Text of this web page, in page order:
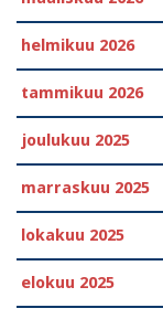
helmikuu 2026
tammikuu 2026
joulukuu 2025
marraskuu 2025
lokakuu 2025
elokuu 2025